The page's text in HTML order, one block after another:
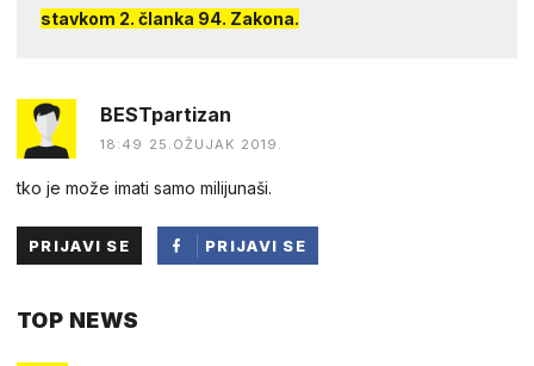
stavkom 2. članka 94. Zakona.
BESTpartizan
18:49 25.OŽUJAK 2019.
tko je može imati samo milijunaši.
PRIJAVI SE
PRIJAVI SE
TOP NEWS